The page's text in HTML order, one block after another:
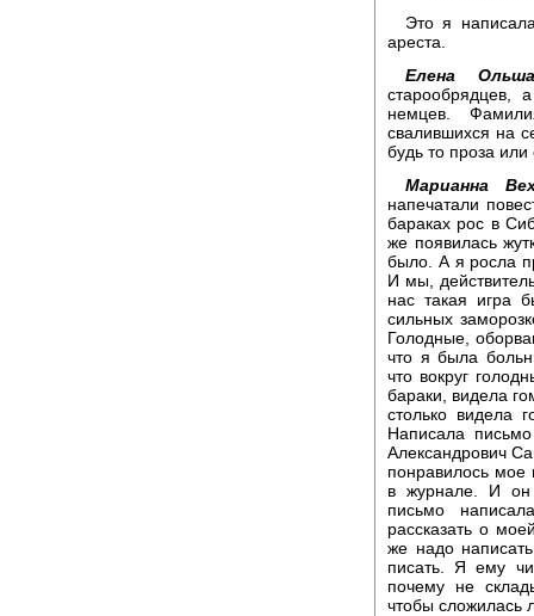
Это я
ареста.
Елена
немцев.
свалившихся на
будь то проза или
Марианна
напечатали
бараках рос в
же появилась
было. А я росла
И мы,
нас такая игра
сильных
Голодные,
что я была
что вокруг
бараки, видела
столько видела
Написала
Александрович
понравилось мое
в журнале. И он
письмо
рассказать о
же надо
писать. Я ему
почему не
чтобы сложилась